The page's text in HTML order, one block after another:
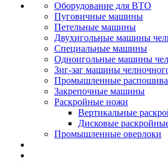
Оборудование для ВТО
Пуговичные машины
Петельные машины
Двухигольные машины
Специальные машины
Одноигольные машины
Зиг-заг машины
Промышленные
Закрепочные машины
Раскройные ножи
Вертикальные
Дисковые
Промышленные оверлоки